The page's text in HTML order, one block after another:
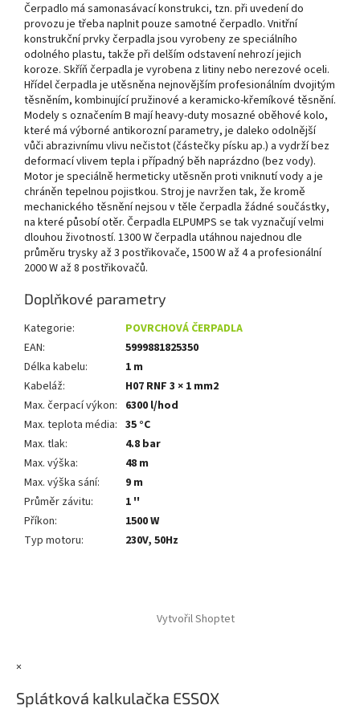
Čerpadlo má samonasávací konstrukci, tzn. při uvedení do
provozu je třeba naplnit pouze samotné čerpadlo. Vnitřní
konstrukční prvky čerpadla jsou vyrobeny ze speciálního
odolného plastu, takže při delším odstavení nehrozí jejich
koroze. Skříň čerpadla je vyrobena z litiny nebo nerezové oceli.
Hřídel čerpadla je utěsněna nejnovějším profesionálním dvojitým
těsněním, kombinující pružinové a keramicko-křemíkové těsnění.
Modely s označením B mají heavy-duty mosazné oběhové kolo,
které má výborné antikorozní parametry, je daleko odolnější
vůči abrazivnímu vlivu nečistot (částečky písku ap.) a vydrží bez
deformací vlivem tepla i případný běh naprázdno (bez vody).
Motor je speciálně hermeticky utěsněn proti vniknutí vody a je
chráněn tepelnou pojistkou. Stroj je navržen tak, že kromě
mechanického těsnění nejsou v těle čerpadla žádné součástky,
na které působí otěr. Čerpadla ELPUMPS se tak vyznačují velmi
dlouhou životností. 1300 W čerpadla utáhnou najednou dle
průměru trysky až 3 postřikovače, 1500 W až 4 a profesionální
2000 W až 8 postřikovačů.
Doplňkové parametry
Kategorie:
POVRCHOVÁ ČERPADLA
EAN:
5999881825350
Délka kabelu:
1 m
Kabeláž:
H07 RNF 3 × 1 mm2
Max. čerpací výkon: 6300 l/hod
Max. teplota média: 35 °C
Max. tlak:
4.8 bar
Max. výška:
48 m
Max. výška sání:
9 m
Průměr závitu:
1 ''
Příkon:
1500 W
Typ motoru: 230V, 50Hz
Vytvořil Shoptet
×
Splátková kalkulačka ESSOX